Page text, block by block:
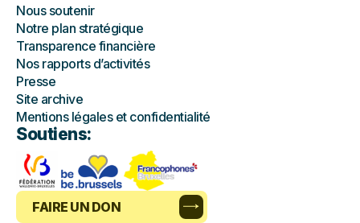
Nous soutenir
Notre plan stratégique
Transparence financière
Nos rapports d’activités
Presse
Site archive
Mentions légales et confidentialité
Soutiens:
FAIRE UN DON